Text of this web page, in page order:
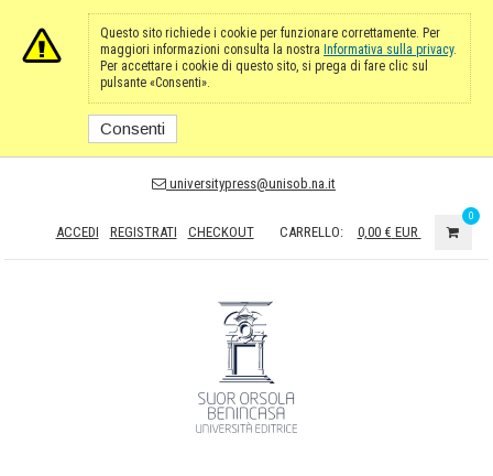
Questo sito richiede i cookie per funzionare correttamente. Per
maggiori informazioni consulta la nostra Informativa sulla privacy.
Per accettare i cookie di questo sito, si prega di fare clic sul
pulsante «Consenti».
Consenti
universitypress@unisob.na.it
ACCEDI REGISTRATI CHECKOUT CARRELLO: 0,00 € EUR
0